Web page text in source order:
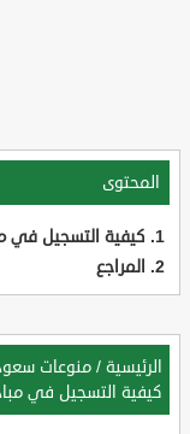
المحتوى
كيفية التسجيل في
المراجع
الرئيسية / منوعات
كيفية التسجيل في